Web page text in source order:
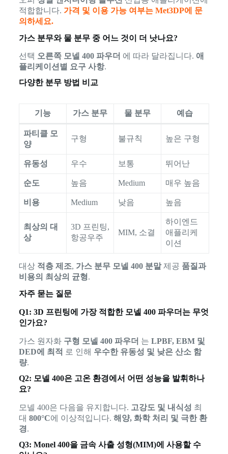
적합합니다. 가격 및 이용 가능 여부는 Met3DP에 문
의하세요.
가스 분무와 물 분무 중 어느 것이 더 낫나요?
선택 오른쪽 모넬 400 파우더 에 따라 달라집니다. 애
플리케이션별 요구 사항.
다양한 분무 방법 비교
기능 가스 분무 물 분무 예습
파티클 모
양
구형 불규칙 높은 구형
유동성 우수 보통 뛰어난
순도 높음 Medium 매우 높음
비용 Medium 낮음 높음
최상의 대
상
3D 프린팅,
항공우주
MIM, 소결
하이엔드
애플리케
이션
대상 적층 제조, 가스 분무 모넬 400 분말제공 품질과
비용의 최상의 균형.
자주 묻는 질문
Q1: 3D 프린팅에 가장 적합한 모넬 400 파우더는 무엇
인가요?
가스 원자화 구형 모넬 400 파우더 는 LPBF, EBM 및
DED에 최적 로 인해 우수한 유동성 및 낮은 산소 함
량.
Q2: 모넬 400은 고온 환경에서 어떤 성능을 발휘하나
요?
모넬 400은 다음을 유지합니다. 고강도 및 내식성 최
대 800°C에 이상적입니다. 해양, 화학 처리 및 극한 환
경.
Q3: Monel 400을 금속 사출 성형(MIM)에 사용할 수